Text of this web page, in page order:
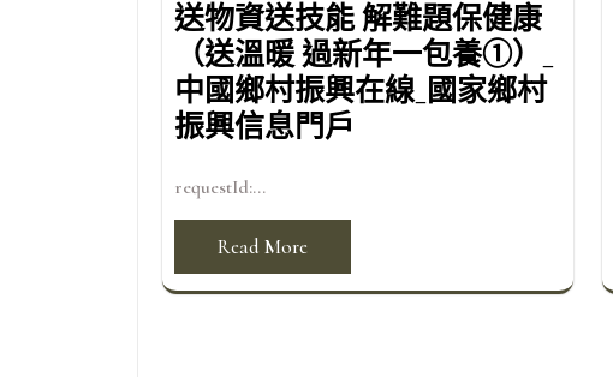
送物資送技能 解難題保健康
（送溫暖 過新年一包養①）_
中國鄉村振興在線_國家鄉村
振興信息門戶
requestId:...
Read More